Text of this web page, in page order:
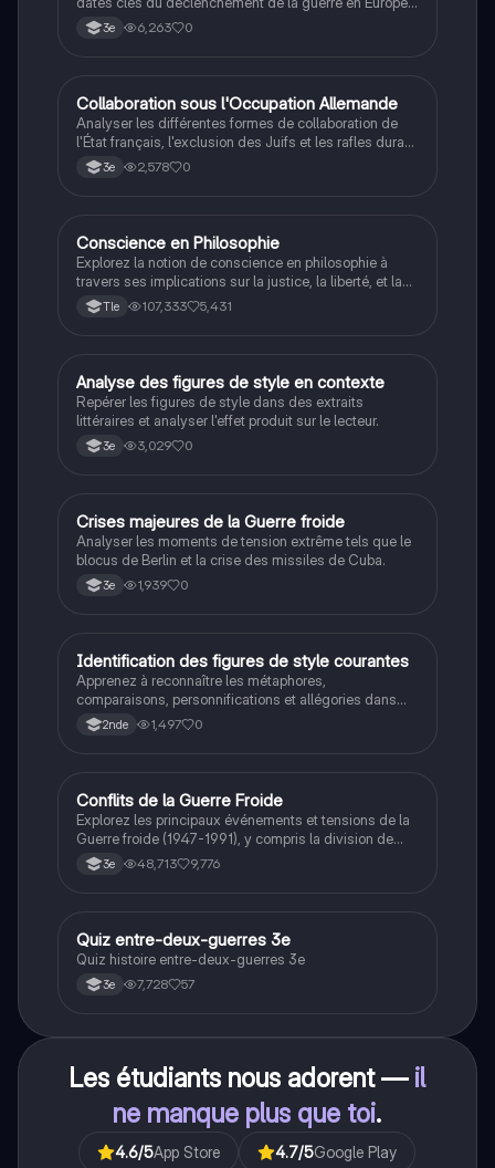
et dans le Pacifique.
3e 6,263 0
CHistoire
Collaboration sous l'Occupation Allemande
Analyser les différentes formes de collaboration de
l'État français, l'exclusion des Juifs et les rafles durant
la Seconde Guerre mondiale.
3e 2,578 0
Philosophie
Conscience en Philosophie
Explorez la notion de conscience en philosophie à
travers ses implications sur la justice, la liberté, et la
connaissance. Cette fiche de révision aborde les
débats philosophiques sur la conscience, le cogito, et
étudiants en philosophie cherchant à approfondir leur
compréhension des enjeux éthiques et existentiels.
Tle 107,333 5,431
AFrançais
Analyse des figures de style en contexte
Repérer les figures de style dans des extraits
littéraires et analyser l'effet produit sur le lecteur.
3e 3,029 0
CHistoire
Crises majeures de la Guerre froide
Analyser les moments de tension extrême tels que le
blocus de Berlin et la crise des missiles de Cuba.
3e 1,939 0
IFrançais
Identification des figures de style courantes
Apprenez à reconnaître les métaphores,
comparaisons, personnifications et allégories dans
des phrases simples.
2nde 1,497 0
Histoire
Conflits de la Guerre Froide
Explorez les principaux événements et tensions de la
Guerre froide (1947-1991), y compris la division de
l'Allemagne, la crise de Cuba, la guerre du Vietnam, et
la course à l'espace. Cette fiche de révision couvre les
historique.
3e 48,713 9,776
QHistoire
Quiz entre-deux-guerres 3e
Quiz histoire entre-deux-guerres 3e
3e 7,728 57
Les étudiants nous adorent — il
ne manque plus que toi.
4.6/5App Store 4.7/5Google Play